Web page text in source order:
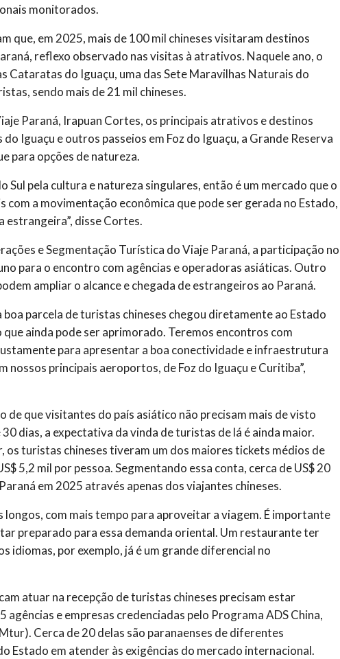
monitorados.
que, em 2025, mais de 100 mil chineses visitaram destinos
reflexo observado nas visitas à atrativos. Naquele ano, o
Cataratas do Iguaçu, uma das Sete Maravilhas Naturais do
sendo mais de 21 mil chineses.
Paraná, Irapuan Cortes, os principais atrativos e destinos
Iguaçu e outros passeios em Foz do Iguaçu, a Grande Reserva
para opções de natureza.
Sul pela cultura e natureza singulares, então é um mercado que o
com a movimentação econômica que pode ser gerada no Estado,
disse Cortes.
e Segmentação Turística do Viaje Paraná, a participação no
para o encontro com agências e operadoras asiáticas. Outro
ampliar o alcance e chegada de estrangeiros ao Paraná.
parcela de turistas chineses chegou diretamente ao Estado
que ainda pode ser aprimorado. Teremos encontros com
para apresentar a boa conectividade e infraestrutura
nossos principais aeroportos, de Foz do Iguaçu e Curitiba”,
de que visitantes do país asiático não precisam mais de visto
dias, a expectativa da vinda de turistas de lá é ainda maior.
os turistas chineses tiveram um dos maiores tickets médios de
5,2 mil por pessoa. Segmentando essa conta, cerca de US$ 20
em 2025 através apenas dos viajantes chineses.
com mais tempo para aproveitar a viagem. É importante
preparado para essa demanda oriental. Um restaurante ter
idiomas, por exemplo, já é um grande diferencial no
atuar na recepção de turistas chineses precisam estar
e empresas credenciadas pelo Programa ADS China,
Cerca de 20 delas são paranaenses de diferentes
Estado em atender às exigências do mercado internacional.